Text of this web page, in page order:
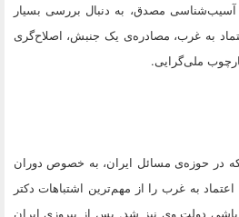
آسیب‌شناسی مصدق، به دنبال بررسی بسیار
به غرب، مصادره‌ی یک جنبش، اصلاح‌گری
ملی‌گرایی.
در حوزه‌ی مسائل ایران، به خصوص دوران
دارند، اعتماد به غرب را از مهم‌ترین اشتباهات دکتر
دولت وی نیز شد. پس از پیروزی ایران